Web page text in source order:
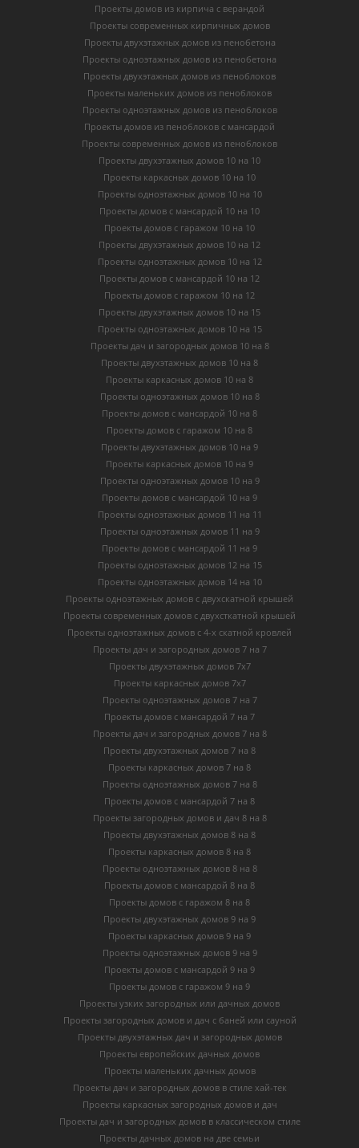
Проекты домов из кирпича с верандой
Проекты современных кирпичных домов
Проекты двухэтажных домов из пенобетона
Проекты одноэтажных домов из пенобетона
Проекты двухэтажных домов из пеноблоков
Проекты маленьких домов из пеноблоков
Проекты одноэтажных домов из пеноблоков
Проекты домов из пеноблоков с мансардой
Проекты современных домов из пеноблоков
Проекты двухэтажных домов 10 на 10
Проекты каркасных домов 10 на 10
Проекты одноэтажных домов 10 на 10
Проекты домов с мансардой 10 на 10
Проекты домов с гаражом 10 на 10
Проекты двухэтажных домов 10 на 12
Проекты одноэтажных домов 10 на 12
Проекты домов с мансардой 10 на 12
Проекты домов с гаражом 10 на 12
Проекты двухэтажных домов 10 на 15
Проекты одноэтажных домов 10 на 15
Проекты дач и загородных домов 10 на 8
Проекты двухэтажных домов 10 на 8
Проекты каркасных домов 10 на 8
Проекты одноэтажных домов 10 на 8
Проекты домов с мансардой 10 на 8
Проекты домов с гаражом 10 на 8
Проекты двухэтажных домов 10 на 9
Проекты каркасных домов 10 на 9
Проекты одноэтажных домов 10 на 9
Проекты домов с мансардой 10 на 9
Проекты одноэтажных домов 11 на 11
Проекты одноэтажных домов 11 на 9
Проекты домов с мансардой 11 на 9
Проекты одноэтажных домов 12 на 15
Проекты одноэтажных домов 14 на 10
Проекты одноэтажных домов с двухскатной крышей
Проекты современных домов с двухсткатной крышей
Проекты одноэтажных домов с 4-х скатной кровлей
Проекты дач и загородных домов 7 на 7
Проекты двухэтажных домов 7х7
Проекты каркасных домов 7х7
Проекты одноэтажных домов 7 на 7
Проекты домов с мансардой 7 на 7
Проекты дач и загородных домов 7 на 8
Проекты двухэтажных домов 7 на 8
Проекты каркасных домов 7 на 8
Проекты одноэтажных домов 7 на 8
Проекты домов с мансардой 7 на 8
Проекты загородных домов и дач 8 на 8
Проекты двухэтажных домов 8 на 8
Проекты каркасных домов 8 на 8
Проекты одноэтажных домов 8 на 8
Проекты домов с мансардой 8 на 8
Проекты домов с гаражом 8 на 8
Проекты двухэтажных домов 9 на 9
Проекты каркасных домов 9 на 9
Проекты одноэтажных домов 9 на 9
Проекты домов с мансардой 9 на 9
Проекты домов с гаражом 9 на 9
Проекты узких загородных или дачных домов
Проекты загородных домов и дач с баней или сауной
Проекты двухэтажных дач и загородных домов
Проекты европейских дачных домов
Проекты маленьких дачных домов
Проекты дач и загородных домов в стиле хай-тек
Проекты каркасных загородных домов и дач
Проекты дач и загородных домов в классическом стиле
Проекты дачных домов на две семьи